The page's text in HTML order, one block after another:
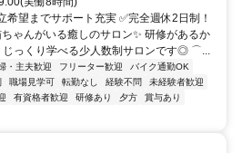
希望までサポート充実 ✅完全週休2日制！
ゃんがいる癒しのサロン✨ 研修があるか
っくり学べる少人数制サロンです◎ ⌒...
・主夫歓迎 フリーター歓迎
バイク通勤OK
職場見学可 転勤なし 経験不問
未経験者歓迎
有資格者歓迎 研修あり 夕方
賞与あり